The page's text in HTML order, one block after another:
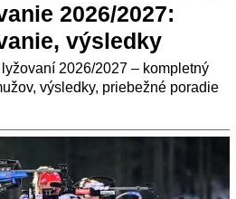
2026/2027:
výsledky
2026/2027 – kompletný
výsledky, priebežné poradie